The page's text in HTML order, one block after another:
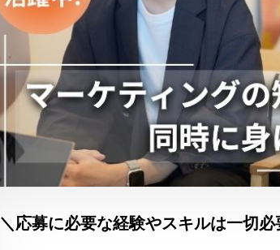
＼応募に必要な経験やスキルは一切